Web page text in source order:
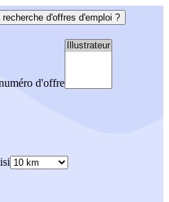
d'offres d'emploi ?
d'offre